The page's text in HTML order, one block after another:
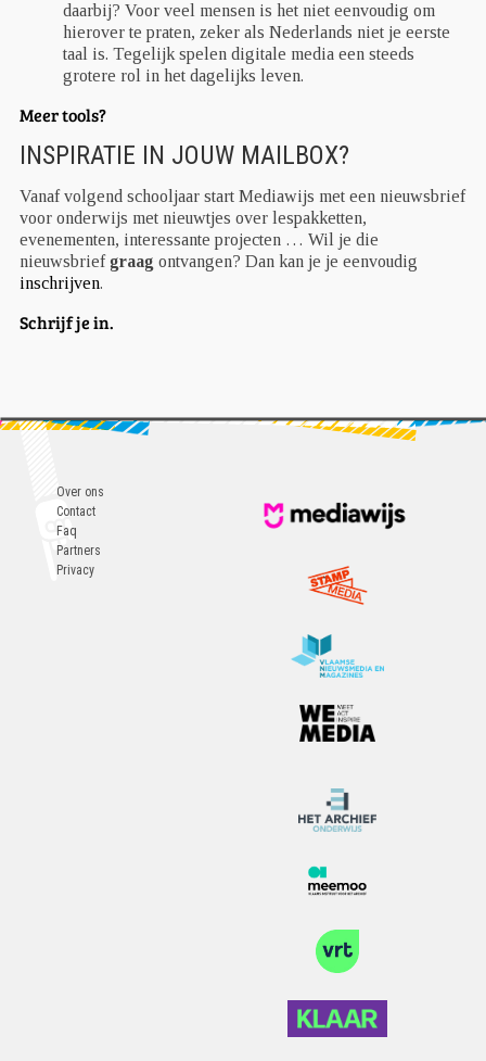
daarbij? Voor veel mensen is het niet eenvoudig om
hierover te praten, zeker als Nederlands niet je eerste
taal is. Tegelijk spelen digitale media een steeds
grotere rol in het dagelijks leven.
Meer tools?
INSPIRATIE IN JOUW MAILBOX?
Vanaf volgend schooljaar start Mediawijs met een nieuwsbrief
voor onderwijs met nieuwtjes over lespakketten,
evenementen, interessante projecten … Wil je die
nieuwsbrief graag ontvangen? Dan kan je je eenvoudig
inschrijven.
Schrijf je in.
Over ons
Contact
Faq
Partners
Privacy